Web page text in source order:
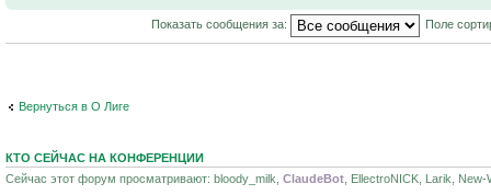
Показать сообщения за: Поле
Вернуться в О Лиге
КТО СЕЙЧАС НА КОНФЕРЕНЦИИ
Сейчас этот форум просматривают: bloody_milk, ClaudeBot , EllectroNICK, Larik,